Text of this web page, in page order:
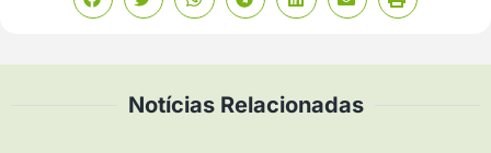
Notícias Relacionadas